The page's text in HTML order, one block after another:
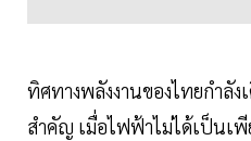
ทิศทางพลังงานของไทยกำลัง
สำคัญ เมื่อไฟฟ้าไม่ได้เป็นเพี